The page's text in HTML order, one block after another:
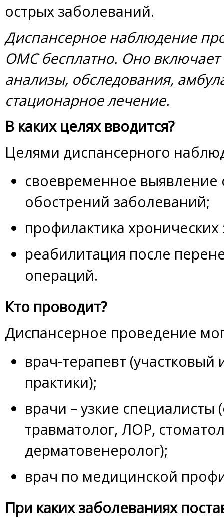
острых заболеваний.
Диспансерное наблюдение
ОМС бесплатно. Оно включает
анализы, обследования,
стационарное лечение.
В каких целях вводится?
Целями диспансерного
своевременное
обострений заболеваний;
профилактика
реабилитация после
операций.
Кто проводит?
Диспансерное проведение
врач-терапевт
практики);
врачи – узкие специалисты
травматолог, ЛОР,
дерматовенеролог);
врач по медицинской
При каких заболеваниях